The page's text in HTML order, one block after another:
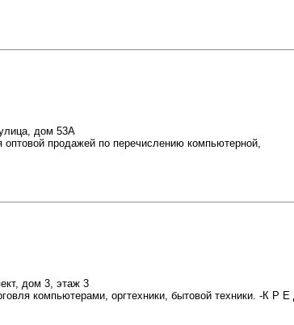
дом 53А
продажей по перечислению компьютерной,
дом 3, этаж 3
компьютерами, оргтехники, бытовой техники. -К Р Е